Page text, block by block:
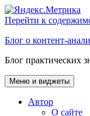
Перейти к
Блог о контент-
Блог практических
Меню и виджеты
Автор
О сайте